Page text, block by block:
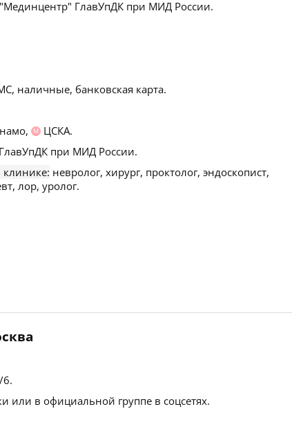
ГлавУпДК при МИД России.
наличные, банковская карта.
М
ЦСКА.
при МИД России.
клинике: невролог, хирург, проктолог, эндоскопист,
лор, уролог.
6.
или в официальной группе в соцсетях.